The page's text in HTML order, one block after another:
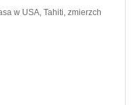
w USA, Tahiti, zmierzch